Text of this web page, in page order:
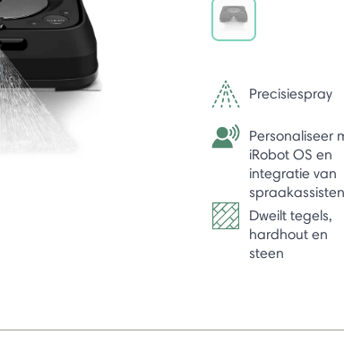
Precisiespray
Personaliseer
iRobot OS en
integratie van
Dweilt tegels,
hardhout en
steen